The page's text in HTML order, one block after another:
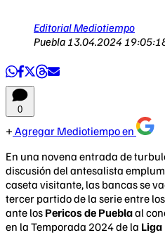
Editorial Mediotiempo
Puebla 13.04.2024
0
Agregar Mediotiempo en
En una novena entrada de
discusión del antesalista
caseta visitante, las bancas se
tercer partido de la serie entre los
ante los Pericos de Pueblaal
en la Temporada 2024 de la Liga